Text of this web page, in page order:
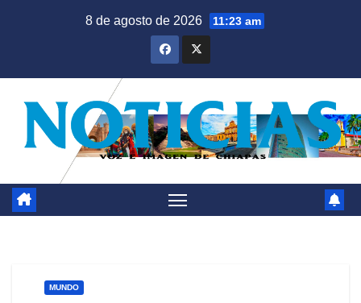
8 de agosto de 2026 11:23 am
MUNDO